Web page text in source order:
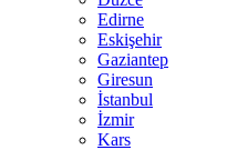
Edirne
Eskişehir
Gaziantep
Giresun
İstanbul
İzmir
Kars